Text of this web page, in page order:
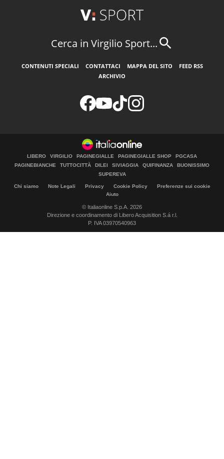
Cerca in Virgilio Sport...
CONTENUTI SPECIALI CONTATTACI MAPPA DEL SITO
FEED RSS
ARCHIVIO
LIBERO VIRGILIO PAGINEGIALLE PAGINEGIALLE SHOP
PGCASA
PAGINEBIANCHE
TUTTOCITTÀ DILEI SIVIAGGIA QUIFINANZA
BUONISSIMO
SUPEREVA
Chi siamo Note Legali Privacy Cookie Policy
Preferenze sui cookie
Aiuto
© Italiaonline S.p.A. 2026
Direzione e coordinamento di Libero Acquisition S.á r.l.
P. IVA 03970540963